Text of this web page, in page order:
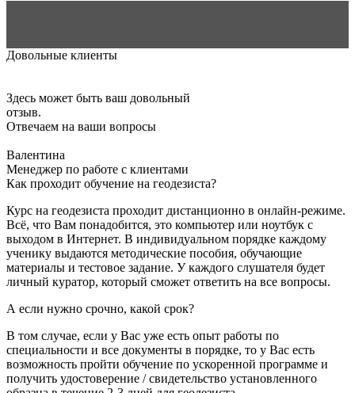
Довольные клиенты
Здесь может быть ваш довольный
отзыв.
Отвечаем на ваши вопросы
Валентина
Менеджер по работе с клиентами
Как проходит обучение на геодезиста?
Курс на геодезиста проходит дистанционно в онлайн-режиме.
Всё, что Вам понадобится, это компьютер или ноутбук с
выходом в Интернет. В индивидуальном порядке каждому
ученику выдаются методические пособия, обучающие
материалы и тестовое задание. У каждого слушателя будет
личный куратор, который сможет ответить на все вопросы.
А если нужно срочно, какой срок?
В том случае, если у Вас уже есть опыт работы по
специальности и все документы в порядке, то у Вас есть
возможность пройти обучение по ускоренной программе и
получить удостоверение / свидетельство установленного